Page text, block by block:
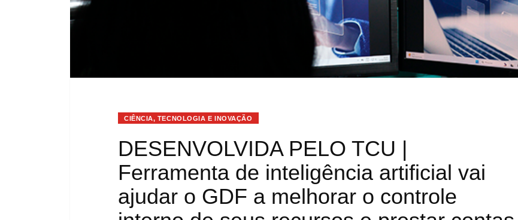
CIÊNCIA, TECNOLOGIA E INOVAÇÃO
DESENVOLVIDA PELO TCU |
Ferramenta de inteligência artificial vai
ajudar o GDF a melhorar o controle